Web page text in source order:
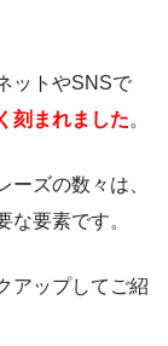
ットやSNSで
刻まれました。
ーズの数々は、
な要素です。
アップしてご紹